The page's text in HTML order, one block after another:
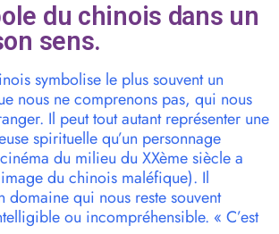
du chinois dans un
sens.
symbolise le plus souvent un
nous ne comprenons pas, qui nous
Il peut tout autant représenter une
spirituelle qu’un personnage
du milieu du XXème siècle a
du chinois maléfique). Il
domaine qui nous reste souvent
ou incompréhensible. « C’est